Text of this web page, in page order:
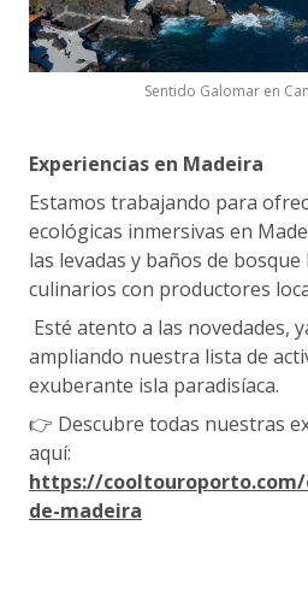
Sentido Galomar en
Experiencias en Madeira
Estamos trabajando para
ecológicas inmersivas en
las levadas y baños de
culinarios con productores
Esté atento a las novedades,
ampliando nuestra lista de
exuberante isla paradisíaca.
👉 Descubre todas nuestras
aquí:
https://
de-madeira